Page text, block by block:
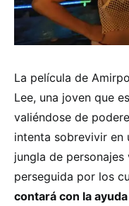
La película de
Lee, una joven que
valiéndose de
intenta sobrevivir en
jungla de
perseguida por los
contará con la